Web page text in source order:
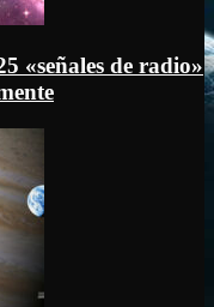
«señales de radio»